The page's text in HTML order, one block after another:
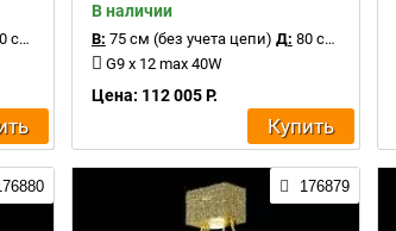
см
В наличии
В: 75 см (без учета цепи) Д: 80 см
G9 x 12 max 40W
Цена: 112 005 Р.
Купить
176879